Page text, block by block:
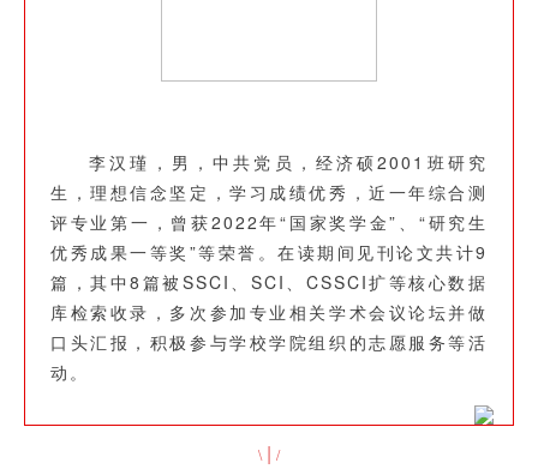
李汉瑾，男，中共党员，经济硕2001班研究
生，理想信念坚定，学习成绩优秀，近一年综合测
评专业第一，曾获2022年“国家奖学金”、“研究生
优秀成果一等奖”等荣誉。在读期间见刊论文共计9
篇，其中8篇被SSCI、SCI、CSSCI扩等核心数据
库检索收录，多次参加专业相关学术会议论坛并做
口头汇报，积极参与学校学院组织的志愿服务等活
动。
\| /